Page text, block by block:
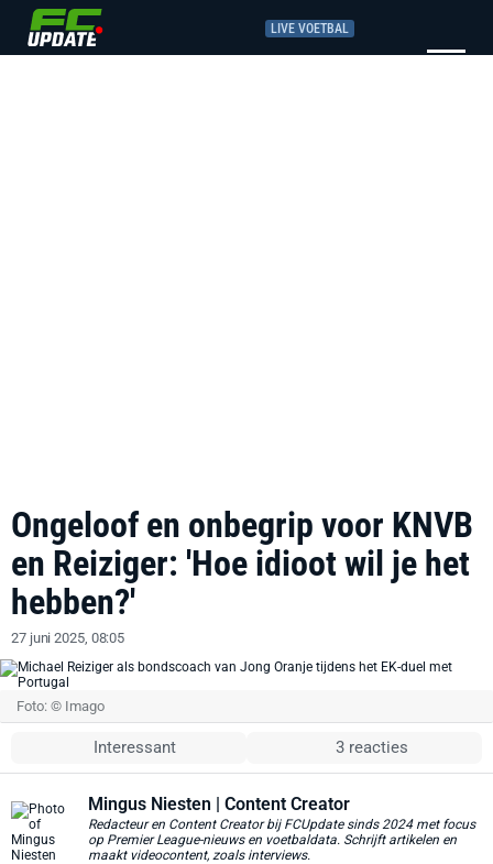
LIVE VOETBAL
Ongeloof en onbegrip voor KNVB
en Reiziger: 'Hoe idioot wil je het
hebben?'
27 juni 2025, 08:05
Foto: © Imago
Interessant 3 reacties
Mingus Niesten | Content Creator
Redacteur en Content Creator bij FCUpdate sinds 2024 met focus
op Premier League-nieuws en voetbaldata. Schrijft artikelen en
maakt videocontent, zoals interviews.